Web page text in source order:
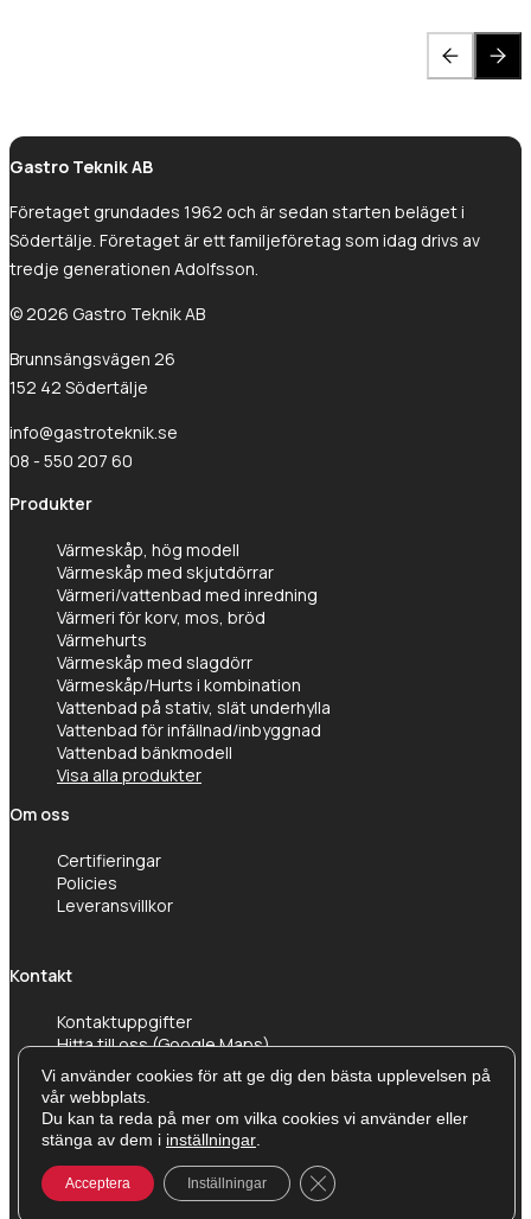
Gastro Teknik AB
Företaget grundades 1962 och är sedan starten beläget i
Södertälje. Företaget är ett familjeföretag som idag drivs av
tredje generationen Adolfsson.
© 2026 Gastro Teknik AB
Brunnsängsvägen 26
152 42 Södertälje
info@gastroteknik.se
08 - 550 207 60
Produkter
Värmeskåp, hög modell
Värmeskåp med skjutdörrar
Värmeri/vattenbad med inredning
Värmeri för korv, mos, bröd
Värmehurts
Värmeskåp med slagdörr
Värmeskåp/Hurts i kombination
Vattenbad på stativ, slät underhylla
Vattenbad för infällnad/inbyggnad
Vattenbad bänkmodell
Visa alla produkter
Om oss
Certifieringar
Policies
Leveransvillkor
Kontakt
Kontaktuppgifter
Hitta till oss (Google Maps)
Vi använder cookies för att ge dig den bästa upplevelsen på
vår webbplats.
Du kan ta reda på mer om vilka cookies vi använder eller
stänga av dem i inställningar
Acceptera Inställningar Close GDPR Cookie Banner